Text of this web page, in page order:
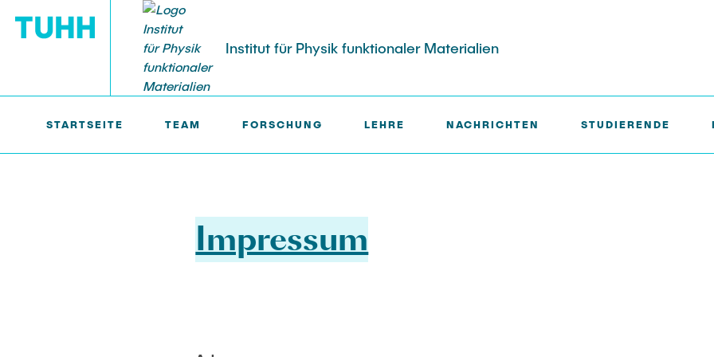
Institut für Physik funktionaler Materialien
STARTSEITE TEAM FORSCHUNG LEHRE NACHRICHTEN STUDIERENDE
STUDIERENDE
Impressum